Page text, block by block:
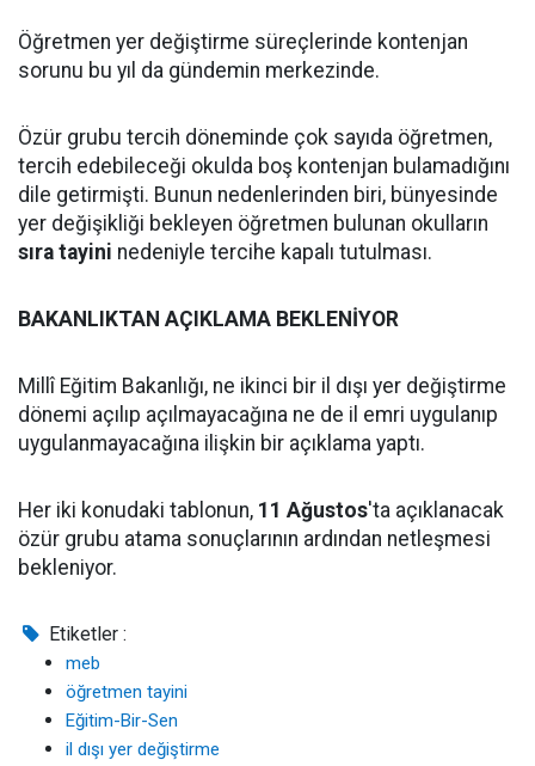
Öğretmen yer değiştirme süreçlerinde kontenjan
sorunu bu yıl da gündemin merkezinde.
Özür grubu tercih döneminde çok sayıda öğretmen,
tercih edebileceği okulda boş kontenjan bulamadığını
dile getirmişti. Bunun nedenlerinden biri, bünyesinde
yer değişikliği bekleyen öğretmen bulunan okulların
sıra tayini nedeniyle tercihe kapalı tutulması.
BAKANLIKTAN AÇIKLAMA BEKLENİYOR
Millî Eğitim Bakanlığı, ne ikinci bir il dışı yer değiştirme
dönemi açılıp açılmayacağına ne de il emri uygulanıp
uygulanmayacağına ilişkin bir açıklama yaptı.
Her iki konudaki tablonun, 11 Ağustos'ta açıklanacak
özür grubu atama sonuçlarının ardından netleşmesi
bekleniyor.
Etiketler :
meb
öğretmen tayini
Eğitim-Bir-Sen
il dışı yer değiştirme